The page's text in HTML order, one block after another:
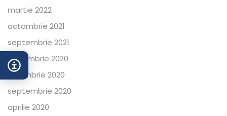
martie 2022
octombrie 2021
septembrie 2021
decembrie 2020
noiembrie 2020
septembrie 2020
aprilie 2020